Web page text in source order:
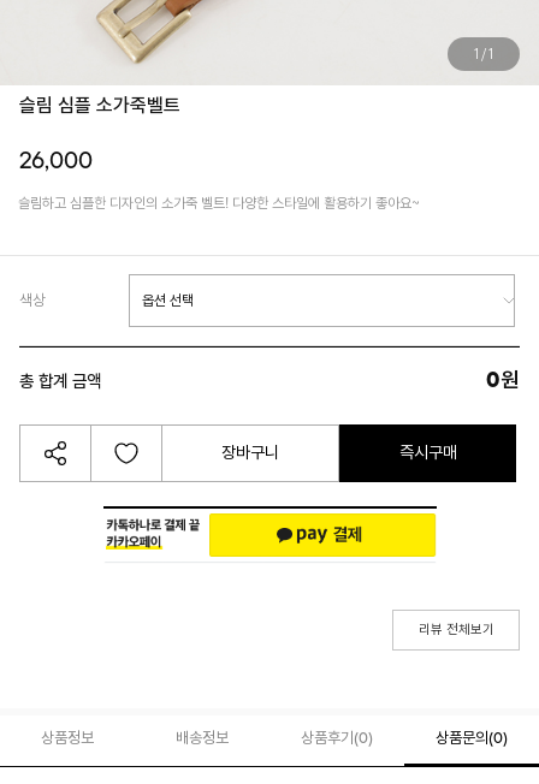
/
슬림 심플 소가죽벨트
26,000
슬림하고 심플한 디자인의 소가죽 벨트! 다양한 스타일에 활용하기 좋아요~
색상
총 합계 금액 0원
장바구니 즉시구매
리뷰 전체보기
상품정보 배송정보 상품후기(0) 상품문의 (0)